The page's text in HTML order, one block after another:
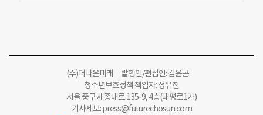
(주)더나은미래 발행인/편집인: 김윤곤
청소년보호정책 책임자: 정유진
서울 중구 세종대로 135-9, 4층(태평로1가)
기사제보:press@futurechosun.com